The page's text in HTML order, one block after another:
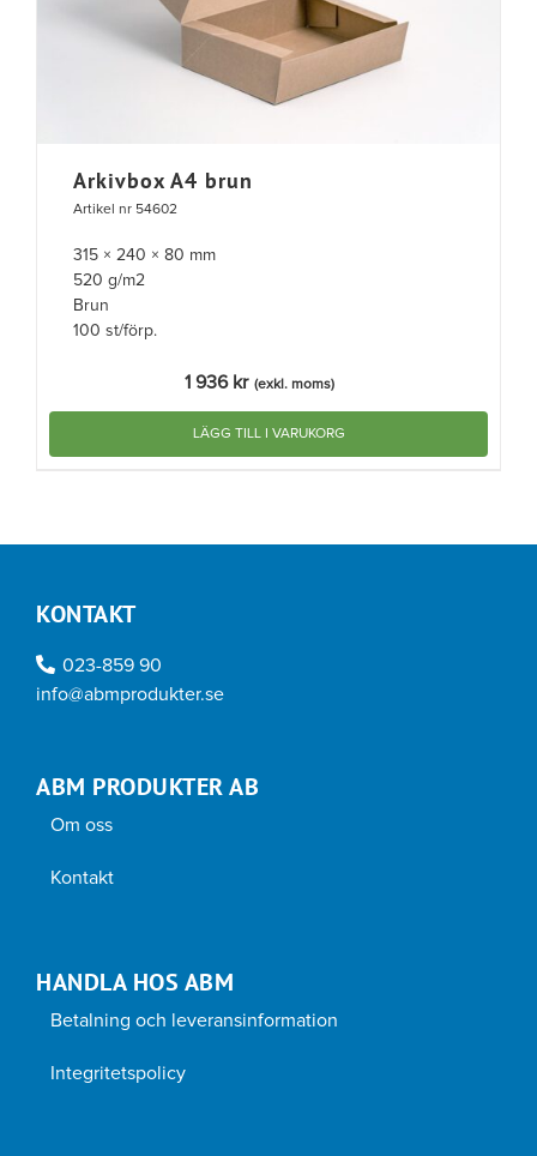
Arkivbox A4 brun
Artikel nr 54602
315 × 240 × 80 mm
520 g/m2
Brun
100 st/förp.
1 936 kr (exkl. moms)
LÄGG TILL I VARUKORG
KONTAKT
023-859 90
info@abmprodukter.se
ABM PRODUKTER AB
Om oss
Kontakt
HANDLA HOS ABM
Betalning och leveransinformation
Integritetspolicy